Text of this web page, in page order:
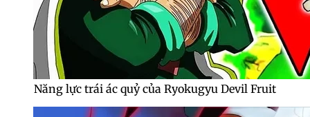
Năng lực trái ác quỷ của Ryokugyu Devil Fruit